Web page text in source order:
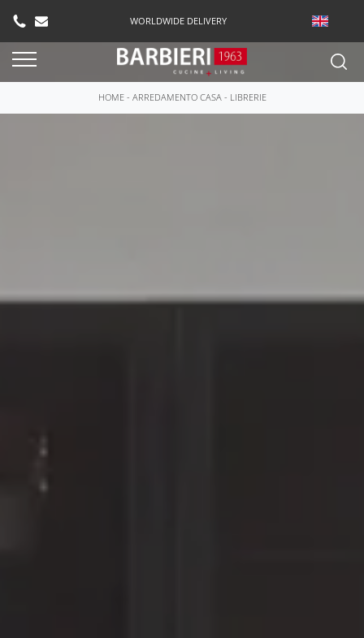
WORLDWIDE DELIVERY
HOME- ARREDAMENTO CASA - LIBRERIE